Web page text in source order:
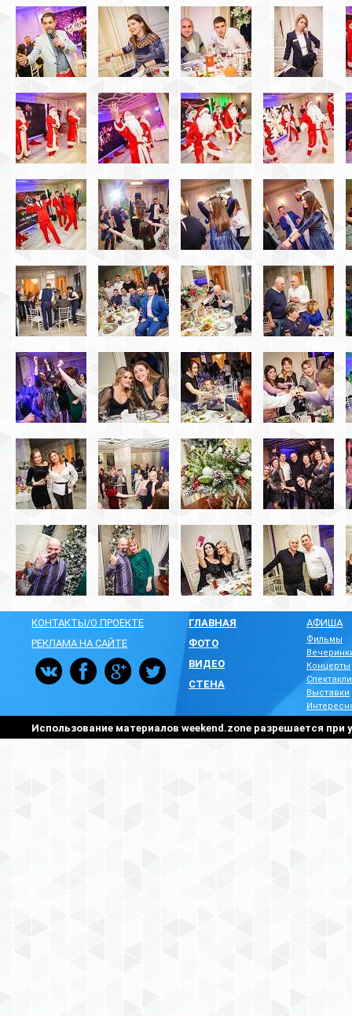
КОНТАКТЫ/О ПРОЕКТЕ
РЕКЛАМА НА САЙТЕ
ГЛАВНАЯ
ФОТО
ВИДЕО
СТЕНА
АФИША
Фильмы
Концерты
Спектакли
Выставки
Использование материалов weekend.zone разрешается